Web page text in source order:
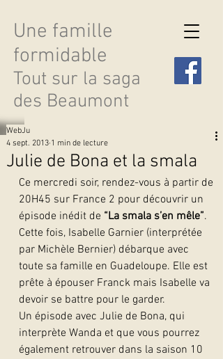
Une famille
formidable
Tout sur la saga
des Beaumont
Découvrir les saisons
Julie de Bona et la smala
WebJu
4 sept. 2013 1 min de lecture
Ce mercredi soir, rendez-vous à partir de
20H45 sur France 2 pour découvrir un
épisode inédit de “La smala s’en mêle”.
Cette fois, Isabelle Garnier (interprétée
par Michèle Bernier) débarque avec
toute sa famille en Guadeloupe. Elle est
prête à épouser Franck mais Isabelle va
devoir se battre pour le garder.
Un épisode avec Julie de Bona, qui
interprète Wanda et que vous pourrez
également retrouver dans la saison 10